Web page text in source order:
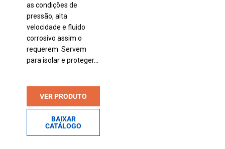
as condições de
pressão, alta
velocidade e fluido
corrosivo assim o
requerem. Servem
para isolar e proteger...
VER PRODUTO
BAIXAR
CATÁLOGO